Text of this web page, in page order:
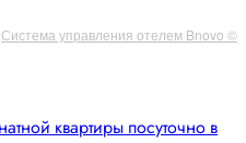
Система управления отелем Bnovo ©